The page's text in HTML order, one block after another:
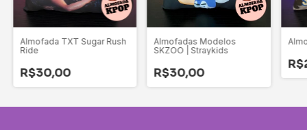
Almofada TXT Sugar Rush
Ride
R$30,00
Almofadas Modelos
SKZOO | Straykids
R$30,00